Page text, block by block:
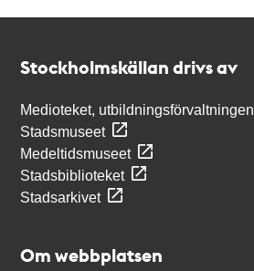
Stockholmskällan drivs av
Medioteket, utbildningsförvaltningen
Stadsmuseet
Medeltidsmuseet
Stadsbiblioteket
Stadsarkivet
Om webbplatsen